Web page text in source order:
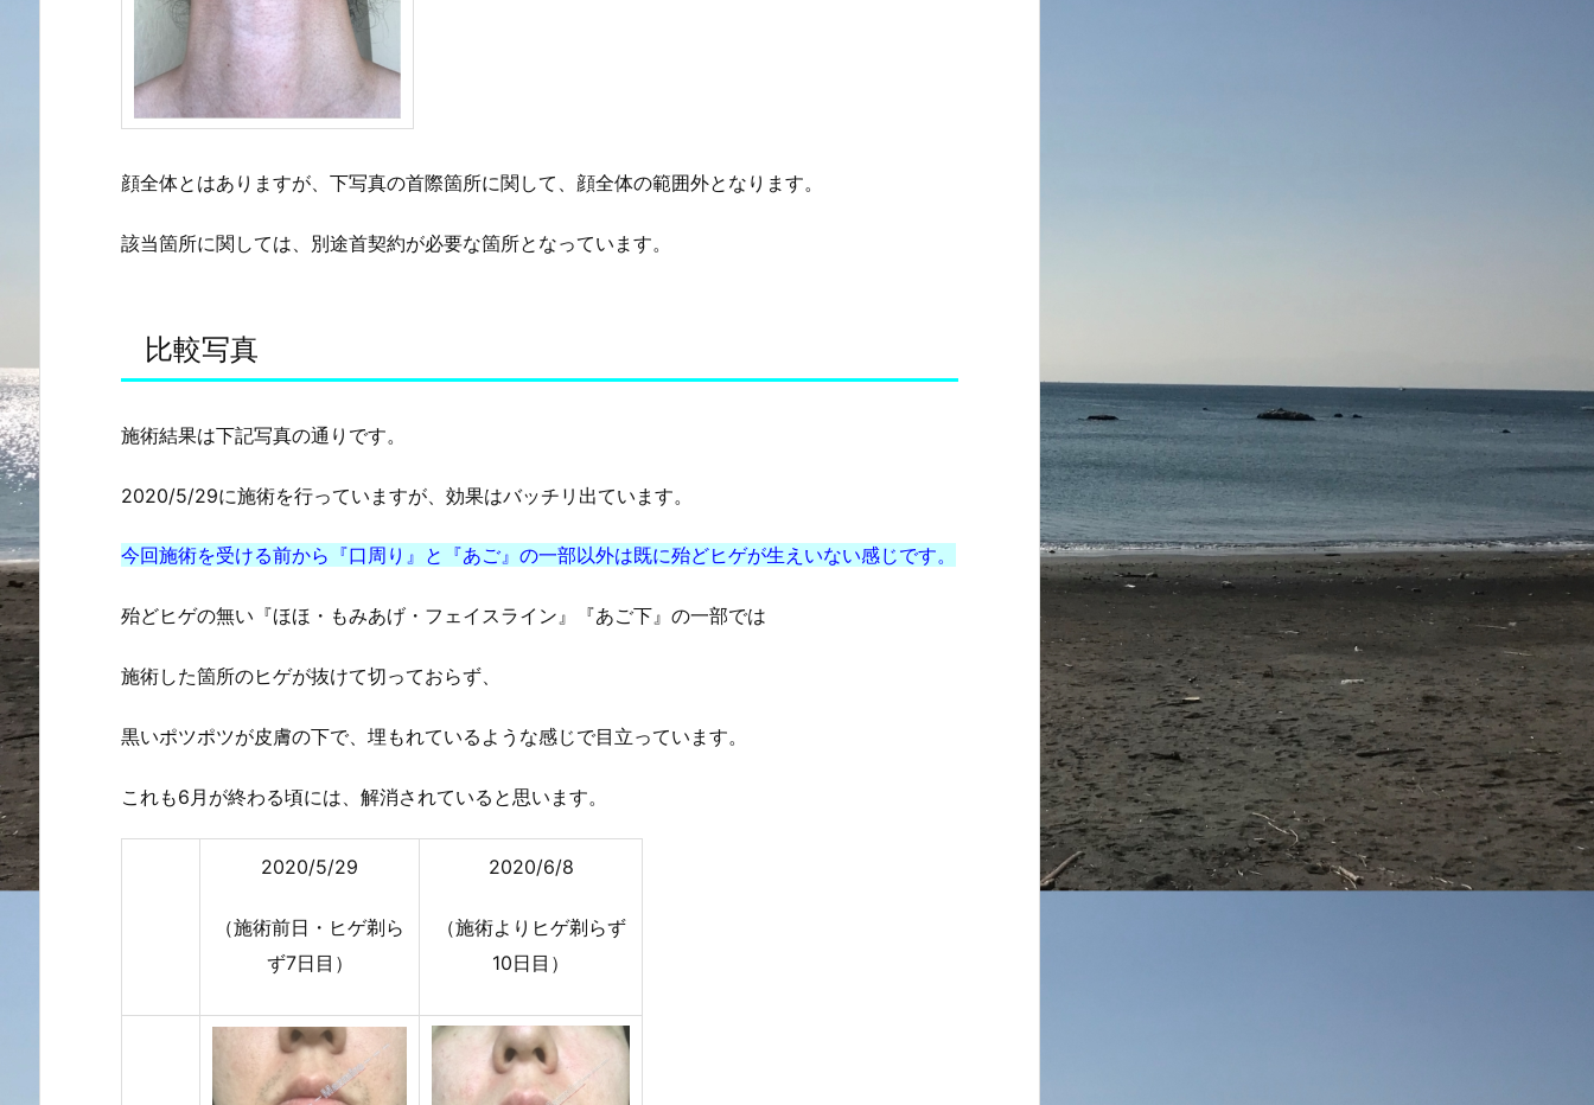
顔全体とはありますが、下写真の首際箇所に関して、顔全体の範囲外となります。
該当箇所に関しては、別途首契約が必要な箇所となっています。
比較写真
施術結果は下記写真の通りです。
2020/5/29に施術を行っていますが、効果はバッチリ出ています。
今回施術を受ける前から『口周り』と『あご』の一部以外は既に殆どヒゲが生えいない感じです。
殆どヒゲの無い『ほほ・もみあげ・フェイスライン』『あご下』の一部では
施術した箇所のヒゲが抜けて切っておらず、
黒いポツポツが皮膚の下で、埋もれているような感じで目立っています。
これも6月が終わる頃には、解消されていると思います。
2020/5/29
（施術前日・ヒゲ剃ら
ず7日目）
2020/6/8
（施術よりヒゲ剃らず
10日目）